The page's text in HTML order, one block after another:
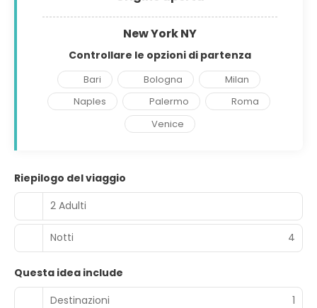
New York NY
Controllare le opzioni di partenza
Bari Bologna
Milan
Naples
Palermo
Roma
Venice
Riepilogo del viaggio
2 Adulti
Notti 4
Questa idea include
Destinazioni
1